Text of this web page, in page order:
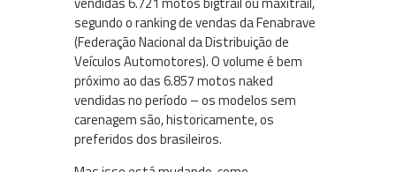
segundo o ranking de vendas da Fenabrave
(Federação Nacional da Distribuição de
Veículos Automotores). O volume é bem
próximo ao das 6.857 motos naked
vendidas no período – os modelos sem
carenagem são, historicamente, os
preferidos dos brasileiros.